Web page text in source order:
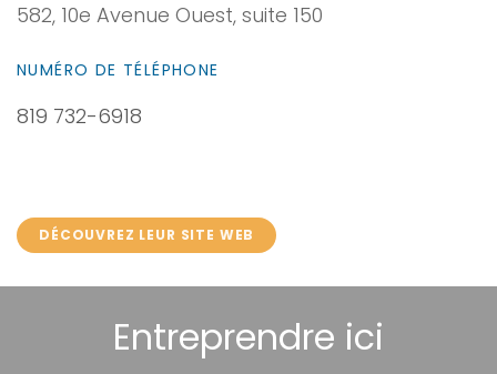
582, 10e Avenue Ouest, suite 150
NUMÉRO DE TÉLÉPHONE
819 732-6918
DÉCOUVREZ LEUR SITE WEB
Entreprendre ici